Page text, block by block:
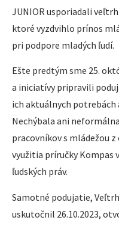
JUNIOR usporiadali
ktoré vyzdvihlo prínos
pri podpore mladých ľudí.
Ešte predtým sme 25.
a iniciatívy pripravili
ich aktuálnych potrebách
Nechýbala ani
pracovníkov s mládežou
využitia príručky Kompas
ľudských práv.
Samotné podujatie,
uskutočnil 26.10.2023,